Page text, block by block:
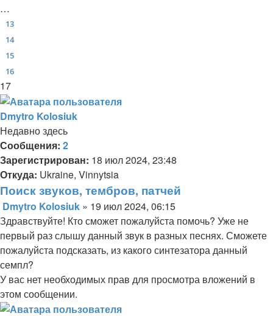
…
13
14
15
16
17
Dmytro Kolosiuk
Недавно здесь
Сообщения: 2
Зарегистрирован: 18 июл 2024, 23:48
Откуда: Ukraine, Vinnytsia
Поиск звуков, тембров, патчей
Сообщение
Dmytro Kolosiuk » 19 июл 2024, 06:15
Здравствуйте! Кто сможет пожалуйста помочь? Уже не
первый раз слышу данный звук в разных песнях. Сможете
пожалуйста подсказать, из какого синтезатора данный
семпл?
У вас нет необходимых прав для просмотра вложений в
этом сообщении.